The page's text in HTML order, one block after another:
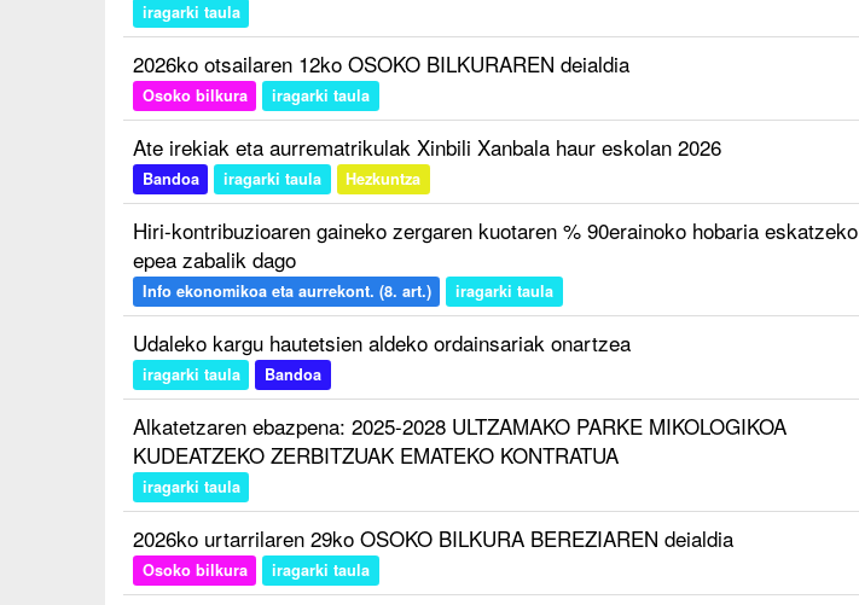
iragarki taula
2026ko otsailaren 12ko OSOKO BILKURAREN deialdia
Osoko bilkura iragarki taula
Ate irekiak eta aurrematrikulak Xinbili Xanbala haur eskolan 2026
Bandoa iragarki taula Hezkuntza
Hiri-kontribuzioaren gaineko zergaren kuotaren % 90erainoko hobaria eskatzeko
epea zabalik dago
Info ekonomikoa eta aurrekont. (8. art.) iragarki taula
Udaleko kargu hautetsien aldeko ordainsariak onartzea
iragarki taula Bandoa
Alkatetzaren ebazpena: 2025-2028 ULTZAMAKO PARKE MIKOLOGIKOA
KUDEATZEKO ZERBITZUAK EMATEKO KONTRATUA
iragarki taula
2026ko urtarrilaren 29ko OSOKO BILKURA BEREZIAREN deialdia
Osoko bilkura iragarki taula